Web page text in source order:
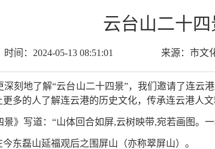
云台山二十
时间： 2024-05-13 08:51:01 来源： 市文
深刻地了解“云台山二十四景”，我们邀请了连云
更多的人了解连云港的历史文化，传承连云港人
景》写道：“山体回合如屏,云树映带,宛若画图。
东磊山延福观后之围屏山（亦称翠屏山）。